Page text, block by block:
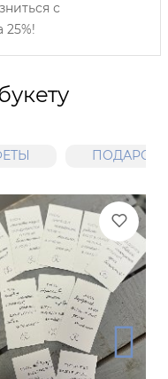
с
25%!